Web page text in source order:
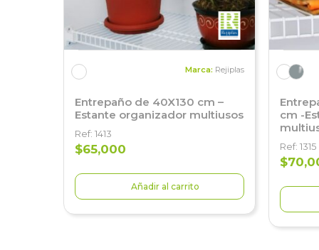
Marca: Rejiplas
Entrepaño de 40X130 cm –
Estante organizador multiusos
Ref: 1413
$65,000
Añadir al carrito
cm -
Ref: 1315